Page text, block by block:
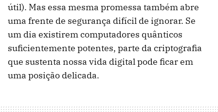
útil). Mas essa mesma promessa também abre
uma frente de segurança difícil de ignorar. Se
um dia existirem computadores quânticos
suficientemente potentes, parte da criptografia
que sustenta nossa vida digital pode ficar em
uma posição delicada.